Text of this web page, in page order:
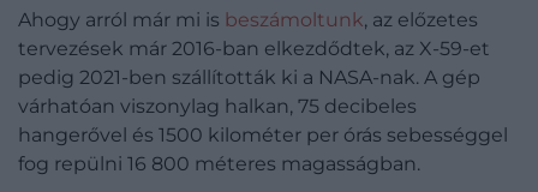
Ahogy arról már mi is beszámoltunk, az előzetes
tervezések már 2016-ban elkezdődtek, az X-59-et
pedig 2021-ben szállították ki a NASA-nak. A gép
várhatóan viszonylag halkan, 75 decibeles
hangerővel és 1500 kilométer per órás sebességgel
fog repülni 16 800 méteres magasságban.